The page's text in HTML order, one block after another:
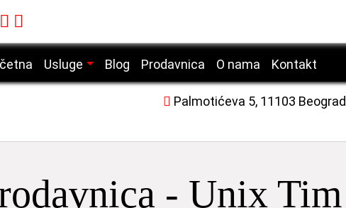
Usluge
Servis mobilnih telefona
Servis desktop računara
Servis laserskih štampača
Blog Prodavnica O nama Kontakt
Palmotićeva 5, 11103 Beograd
- Unix Tim